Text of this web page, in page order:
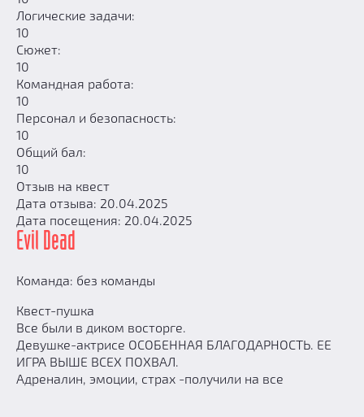
Логические задачи:
10
Сюжет:
10
Командная работа:
10
Персонал и безопасность:
10
Общий бал:
10
Отзыв на квест
Дата отзыва: 20.04.2025
Дата посещения: 20.04.2025
Evil Dead
Команда: без команды
Квест-пушка
Все были в диком восторге.
Девушке-актрисе ОСОБЕННАЯ БЛАГОДАРНОСТЬ. ЕЕ
ИГРА ВЫШЕ ВСЕХ ПОХВАЛ.
Адреналин, эмоции, страх -получили на все